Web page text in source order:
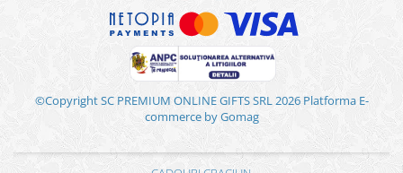
©Copyright SC PREMIUM ONLINE GIFTS SRL 2026 Platforma E-
commerce by Gomag